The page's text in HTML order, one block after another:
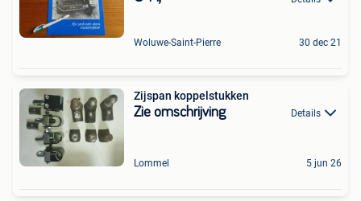
Woluwe-Saint-Pierre 30 dec 21
Zijspan koppelstukken
Zie omschrijving Details
Lommel 5 jun 26